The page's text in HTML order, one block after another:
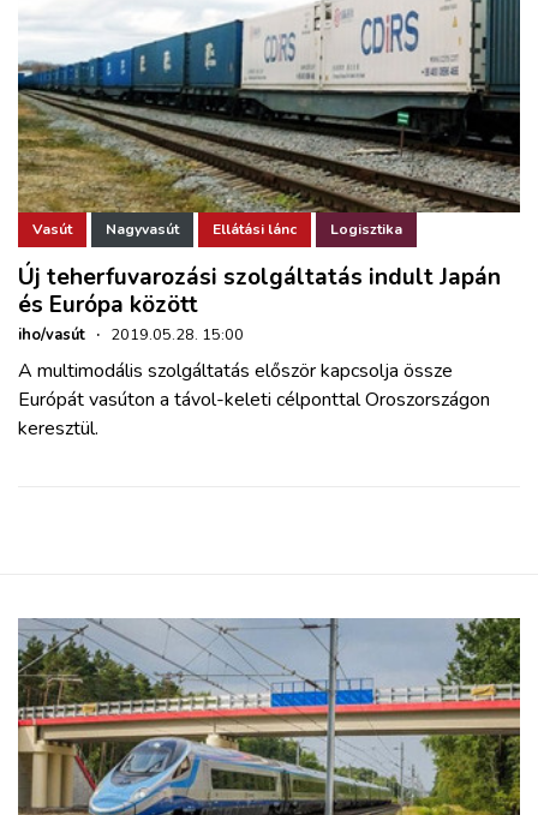
Vasút Nagyvasút Ellátási lánc Logisztika
Új teherfuvarozási szolgáltatás indult Japán
és Európa között
iho/vasút · 2019.05.28. 15:00
A multimodális szolgáltatás először kapcsolja össze
Európát vasúton a távol-keleti célponttal Oroszországon
keresztül.